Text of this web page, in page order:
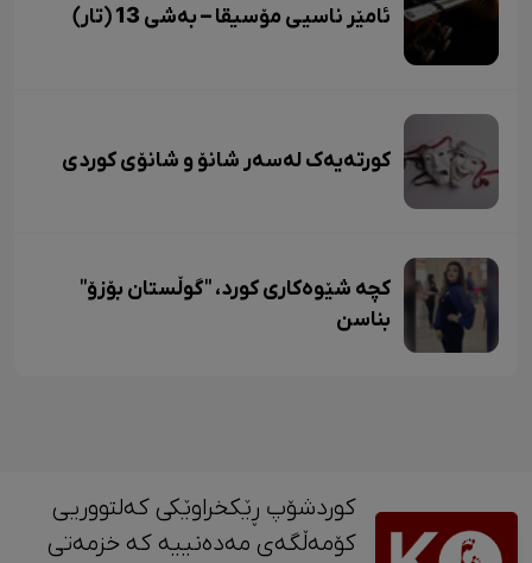
ئامێر ناسیی مۆسیقا – بەشی 13 (تار)
کورتەیەک لەسەر شانۆ و شانۆی کوردی
کچە شێوەکاری کورد، "گوڵستان بۆزۆ"
بناسن
کوردشۆپ ڕێکخراوێکی کەلتووریی
کۆمەڵگەی مەدەنییە کە خزمەتی